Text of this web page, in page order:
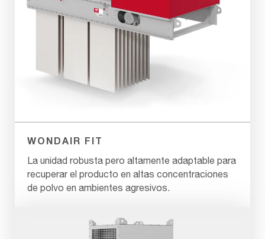
WONDAIR FIT
La unidad robusta pero altamente adaptable para
recuperar el producto en altas concentraciones
de polvo en ambientes agresivos.